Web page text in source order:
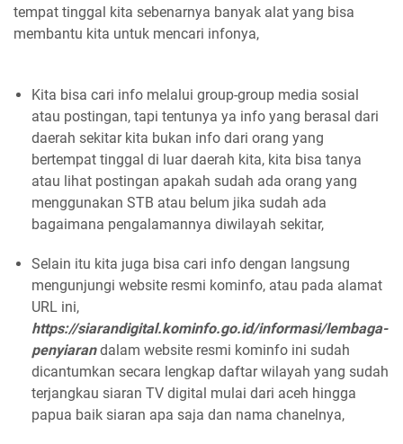
tempat tinggal kita sebenarnya banyak alat yang bisa
membantu kita untuk mencari infonya,
Kita bisa cari info melalui group-group media sosial
atau postingan, tapi tentunya ya info yang berasal dari
daerah sekitar kita bukan info dari orang yang
bertempat tinggal di luar daerah kita, kita bisa tanya
atau lihat postingan apakah sudah ada orang yang
menggunakan STB atau belum jika sudah ada
bagaimana pengalamannya diwilayah sekitar,
Selain itu kita juga bisa cari info dengan langsung
mengunjungi website resmi kominfo, atau pada alamat
URL ini,
https://siarandigital.kominfo.go.id/informasi/lembaga-
penyiarandalam website resmi kominfo ini sudah
dicantumkan secara lengkap daftar wilayah yang sudah
terjangkau siaran TV digital mulai dari aceh hingga
papua baik siaran apa saja dan nama chanelnya,